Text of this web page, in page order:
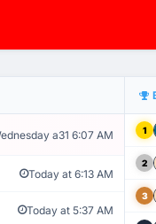
GIÁM SÁT TỰ
a31 6:07 AM
Today at 6:13 AM
Today at 5:37 AM
1
2
3